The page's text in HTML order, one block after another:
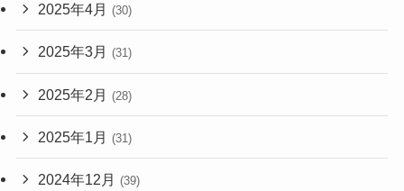
2025年4月 (30)
2025年3月 (31)
2025年2月 (28)
2025年1月 (31)
2024年12月 (39)